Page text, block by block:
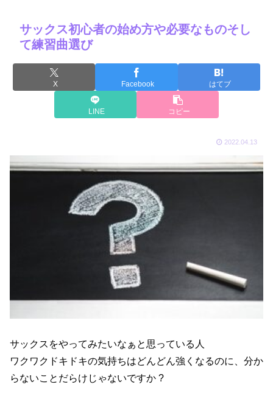
サックス初心者の始め方や必要なものそし
て練習曲選び
X Facebook はてブ
LINE コピー
2022.04.13
サックスをやってみたいなぁと思っている人
ワクワクドキドキの気持ちはどんどん強くなるのに、分か
らないことだらけじゃないですか ?